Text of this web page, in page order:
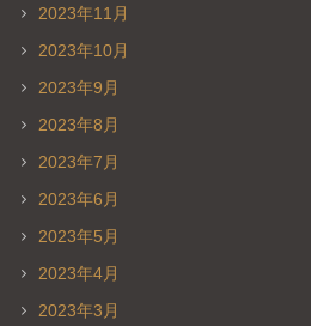
2023年11月
2023年10月
2023年9月
2023年8月
2023年7月
2023年6月
2023年5月
2023年4月
2023年3月